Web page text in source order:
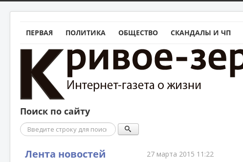
ПЕРВАЯ ПОЛИТИКА ОБЩЕСТВО СКАНДАЛЫ И ЧП
Поиск по сайту
Поиск
Лента новостей 27 марта 2015 11:22